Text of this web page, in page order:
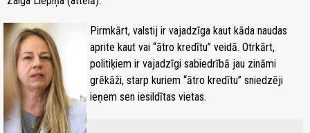
Pirmkārt, valstij ir vajadzīga kaut kāda naudas
aprite kaut vai “ātro kredītu” veidā. Otrkārt,
politiķiem ir vajadzīgi sabiedrībā jau zināmi
grēkāži, starp kuriem “ātro kredītu” sniedzēji
ieņem sen iesildītas vietas.